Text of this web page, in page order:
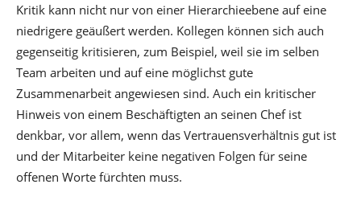
Kritik kann nicht nur von einer Hierarchieebene auf eine
niedrigere geäußert werden. Kollegen können sich auch
gegenseitig kritisieren, zum Beispiel, weil sie im selben
Team arbeiten und auf eine möglichst gute
Zusammenarbeit angewiesen sind. Auch ein kritischer
Hinweis von einem Beschäftigten an seinen Chef ist
denkbar, vor allem, wenn das Vertrauensverhältnis gut ist
und der Mitarbeiter keine negativen Folgen für seine
offenen Worte fürchten muss.